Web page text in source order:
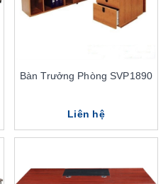
Bàn Trưởng Phòng SVP1890
Liên hệ